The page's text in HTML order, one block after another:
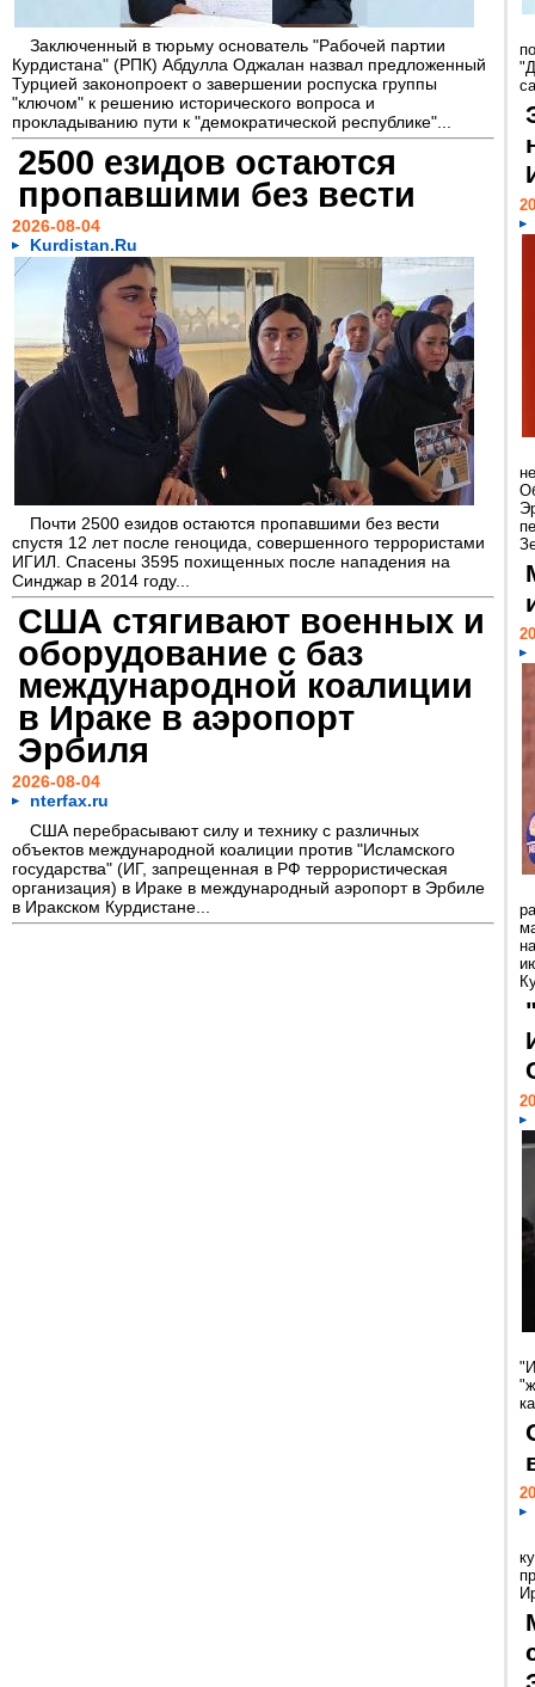
Заключенный в тюрьму основатель "Рабочей партии
Курдистана" (РПК) Абдулла Оджалан назвал предложенный
Турцией законопроект о завершении роспуска группы
"ключом" к решению исторического вопроса и
прокладыванию пути к "демократической республике"...
2500 езидов остаются
пропавшими без вести
2026-08-04
Kurdistan.Ru
Почти 2500 езидов остаются пропавшими без вести
спустя 12 лет после геноцида, совершенного террористами
ИГИЛ. Спасены 3595 похищенных после нападения на
Синджар в 2014 году...
США стягивают военных и
оборудование с баз
международной коалиции
в Ираке в аэропорт
Эрбиля
2026-08-04
nterfax.ru
США перебрасывают силу и технику с различных
объектов международной коалиции против "Исламского
государства" (ИГ, запрещенная в РФ террористическая
организация) в Ираке в международный аэропорт в Эрбиле
в Иракском Курдистане...